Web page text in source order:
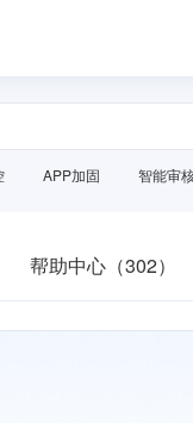
APP加固 智能审
帮助中心（302）